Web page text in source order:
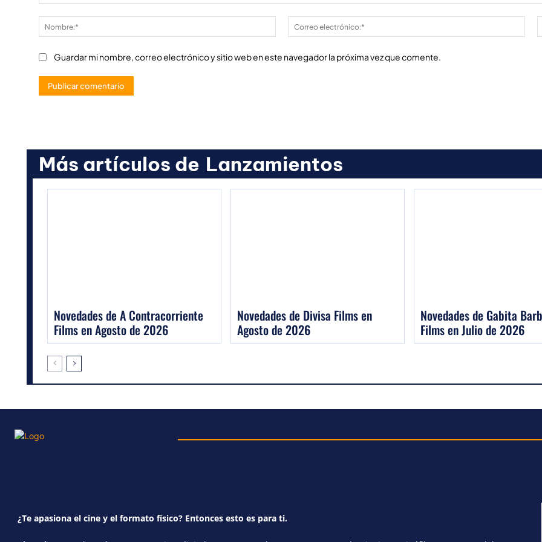
Nombre:*
Guardar mi nombre, correo electrónico y sitio web en este navegador la próxima vez que comente.
Más artículos de Lanzamientos
Novedades de A Contracorriente
Films en Agosto de 2026
Novedades de Divisa Films en
Agosto de 2026
Novedades de Gabita
Films en Julio de 2026
¿Te apasiona el cine y el formato físico? Entonces esto es para ti.